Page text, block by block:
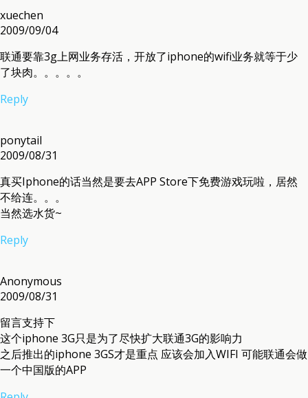
xuechen
2009/09/04
联通要靠3g上网业务存活，开放了iphone的wifi业务就等于少
了块肉。。。。。
Reply
ponytail
2009/08/31
真买Iphone的话当然是要去APP Store下免费游戏玩啦，居然
不给连。。。
当然选水货~
Reply
Anonymous
2009/08/31
留言支持下
这个iphone 3G只是为了尽快扩大联通3G的影响力
之后推出的iphone 3GS才是重点 应该会加入WIFI 可能联通会做
一个中国版的APP